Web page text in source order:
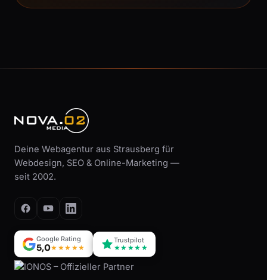
Deine Webagentur aus Strausberg für
Webdesign, SEO & Online-Marketing —
seit 2002.
Google Rating
5,0★★★★★
Trustpilot
★★★★★